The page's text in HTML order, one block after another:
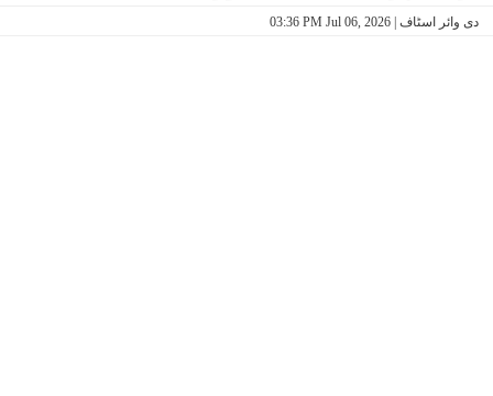
03:36 PM Jul 06, 2026 | دی وائر اسٹاف